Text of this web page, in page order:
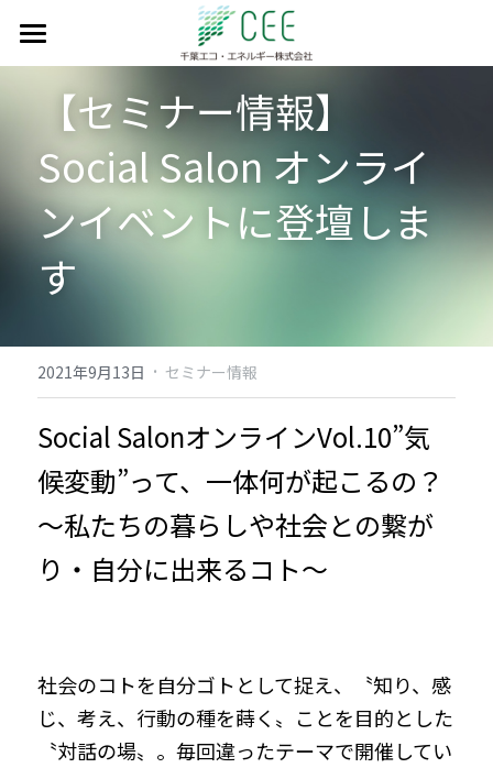
私たちのミッション
事業実績
会社情報
代表紹介
アクセスマップ
設備見学会予約
採用情報
日本語
日本語
English
【セミナー情報】
Social Salon オンライ
ンイベントに登壇しま
す
2021年9月13日 · セミナー情報
Social SalonオンラインVol.10”気
候変動”って、一体何が起こるの？
〜私たちの暮らしや社会との繋が
り・自分に出来るコト〜
社会のコトを自分ゴトとして捉え、〝知り、感
じ、考え、行動の種を蒔く〟ことを目的とした
〝対話の場〟。毎回違ったテーマで開催してい